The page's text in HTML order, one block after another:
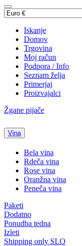
Iskanje
Domov
Trgovina
Moj račun
Podpora / Info
Seznam želja
Primerjaj
Proizvajalci
Žgane pijače
Vina
Bela vina
Rdeča vina
Rose vina
Oranžna vina
Peneča vina
Paketi
Dodatno
Ponudba tedna
Izleti
Shipping only SLO